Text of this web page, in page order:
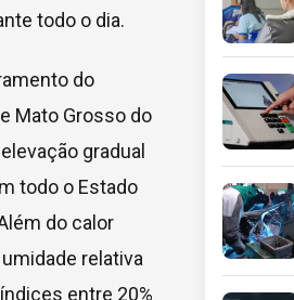
todo o dia.
do
Mato Grosso do
gradual
todo o Estado
do calor
relativa
entre 20%